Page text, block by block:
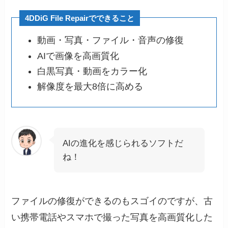
4DDiG File Repairでできること
動画・写真・ファイル・音声の修復
AIで画像を高画質化
白黒写真・動画をカラー化
解像度を最大8倍に高める
AIの進化を感じられるソフトだ
ね！
ファイルの修復ができるのもスゴイのですが、古
い携帯電話やスマホで撮った写真を高画質化した